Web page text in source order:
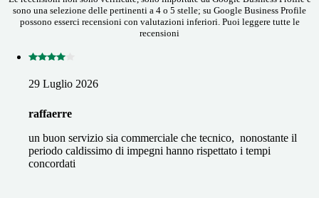
sono una selezione delle pertinenti a 4 o 5 stelle; su Google Business Profile
possono esserci recensioni con valutazioni inferiori. Puoi leggere tutte le
recensioni
29 Luglio 2026
raffaerre
un buon servizio sia commerciale che tecnico, nonostante il
periodo caldissimo di impegni hanno rispettato i tempi
concordati